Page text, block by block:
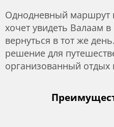
Однодневный маршрут
хочет увидеть Валаам
вернуться в тот же
решение для
организованный отдых